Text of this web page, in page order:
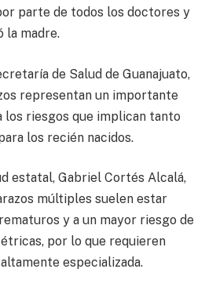
parte de todos los doctores y
la madre.
de Salud de Guanajuato,
representan un importante
los riesgos que implican tanto
los recién nacidos.
estatal, Gabriel Cortés Alcalá,
múltiples suelen estar
y a un mayor riesgo de
por lo que requieren
especializada.